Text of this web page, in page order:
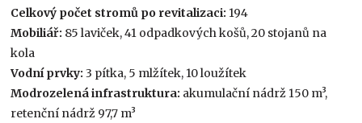
Celkový počet stromů po revitalizaci: 194
Mobiliář: 85 laviček, 41 odpadkových košů, 20 stojanů na
kola
Vodní prvky: 3 pítka, 5 mlžítek, 10 loužítek
Modrozelená infrastruktura: akumulační nádrž 150 m³,
retenční nádrž 97,7 m³